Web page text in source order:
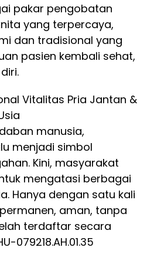
pakar pengobatan
yang terpercaya,
dan tradisional yang
pasien kembali sehat,
Vitalitas Pria Jantan &
manusia,
menjadi simbol
Kini, masyarakat
mengatasi berbagai
Hanya dengan satu kali
aman, tanpa
terdaftar secara
079218.AH.01.35